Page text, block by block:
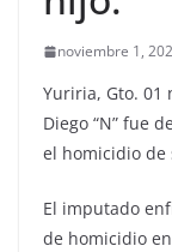
noviembre 1,
Yuriria, Gto. 01
Diego “N” fue
el homicidio
El imputado
de homicidio